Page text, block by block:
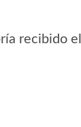
recibido